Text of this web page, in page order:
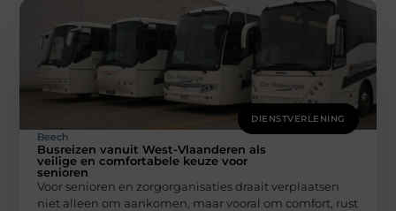
DIENSTVERLENING
Beech
Busreizen vanuit West-Vlaanderen als
veilige en comfortabele keuze voor
senioren
Voor senioren en zorgorganisaties draait verplaatsen
niet alleen om aankomen, maar vooral om comfort, rust